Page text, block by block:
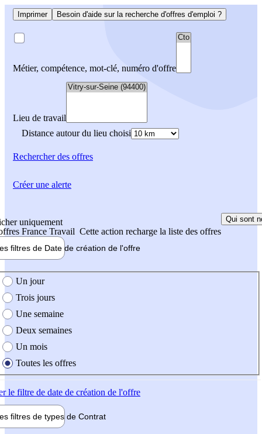
Imprimer Besoin d'aide sur la recherche d'offres d'emploi ?
Métier, compétence, mot-clé, numéro d'offre
Lieu de travail
Distance autour du lieu choisi
Rechercherdes offres
uniquement
France Travail Cette action recharge la liste des offres
Qui sont
filtres de Date de création de l'offre
création de l'offre
Un jour
Trois jours
Une semaine
Deux semaines
Un mois
Toutes les offres
le filtre de date de création de l'offre
filtres de types de Contrat
Créer une alerte